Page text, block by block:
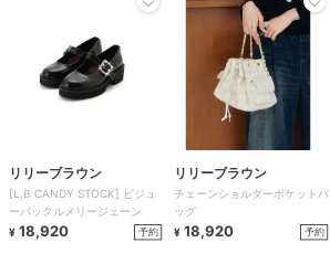
リリーブラウン
[L.B CANDY STOCK] ビジュ
ーバックルメリージェーン
¥ 18,920 予約
リリーブラウン
チェーンショルダーポケットバ
ッグ
¥ 18,920 予約